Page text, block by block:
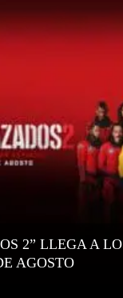
2” LLEGA A
AGOSTO